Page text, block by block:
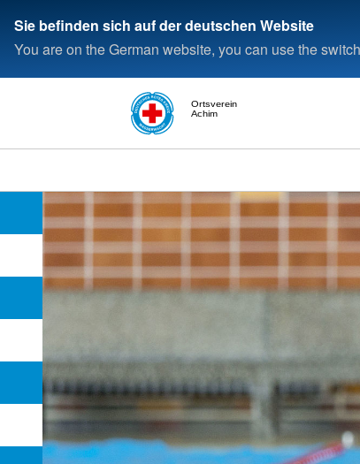
Sie befinden sich auf der deutschen Website
You are on the German website, you can use the
Achim
Ortsverein